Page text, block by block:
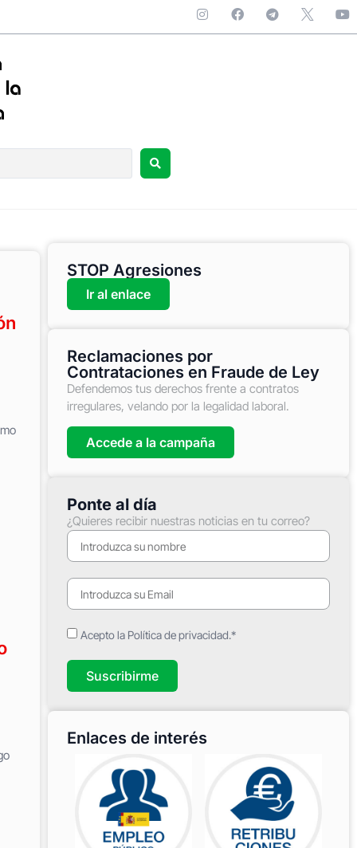
STOP Agresiones
Ir al enlace
Reclamaciones por
Contrataciones en Fraude de Ley
Defendemos tus derechos frente a contratos
irregulares, velando por la legalidad laboral.
Accede a la campaña
Ponte al día
¿Quieres recibir nuestras noticias en tu correo?
Acepto la Política de privacidad.*
Suscribirme
Enlaces de interés